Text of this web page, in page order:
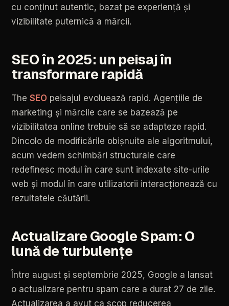
cu conținut autentic, bazat pe experiență și
vizibilitate puternică a mărcii.
SEOîn 2025: un peisajîn
transformare rapidă
The SEO peisajul evoluează rapid. Agențiile de
marketing și mărcile care se bazează pe
vizibilitatea online trebuie să se adapteze rapid.
Dincolo de modificările obișnuite ale algoritmului,
acum vedem schimbări structurale care
redefinesc modul în care sunt indexate site-urile
web și modul în care utilizatorii interacționează cu
rezultatele căutării.
ActualizareGoogleSpam: O
lunădeturbulențe
Între august și septembrie 2025, Google a lansat
o actualizare pentru spam care a durat 27 de zile.
Actualizarea a avut ca scop reducerea